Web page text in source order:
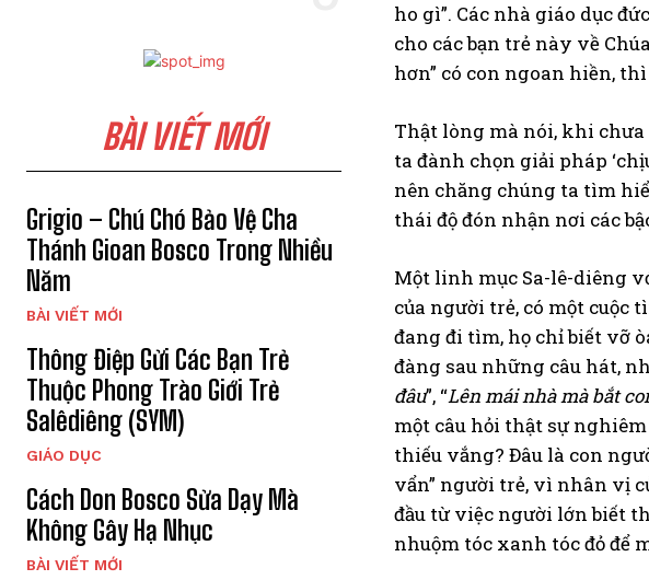
BÀI VIẾT MỚI
Grigio – Chú Chó Bảo Vệ Cha
Thánh Gioan Bosco Trong Nhiều
Năm
BÀI VIẾT MỚI
Thông Điệp Gửi Các Bạn Trẻ
Thuộc Phong Trào Giới Trẻ
Salêdiêng (SYM)
GIÁO DỤC
Cách Don Bosco Sửa Dạy Mà
Không Gây Hạ Nhục
BÀI VIẾT MỚI
ho gì”. Các nhà giáo dục
cho các bạn trẻ này về
hơn” có con ngoan hiền,
Thật lòng mà nói, khi
ta đành chọn giải pháp
nên chăng chúng ta tìm
thái độ đón nhận nơi các
Một linh mục Sa-lê-diêng
của người trẻ, có một
đang đi tìm, họ chỉ biết vỡ
đàng sau những câu hát,
đâu”, “Lên mái nhà mà bắt
một câu hỏi thật sự
thiếu vắng? Đâu là con
vẩn” người trẻ, vì nhân vị
đầu từ việc người lớn biết
nhuộm tóc xanh tóc đỏ để